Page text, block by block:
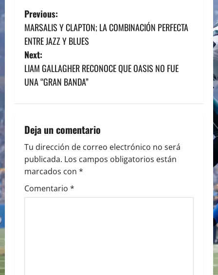
P
o
s
t
v
i
g
a
Previous:
MARSALIS Y CLAPTON; LA COMBINACIÓN PERFECTA
ENTRE JAZZ Y BLUES
Next:
LIAM GALLAGHER RECONOCE QUE OASIS NO FUE
UNA “GRAN BANDA”
Deja un comentario
Tu dirección de correo electrónico no será
publicada. Los campos obligatorios están
marcados con *
Comentario *